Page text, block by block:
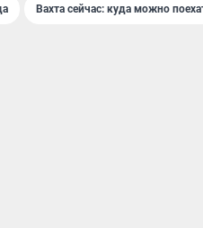
Вахта сейчас: куда можно